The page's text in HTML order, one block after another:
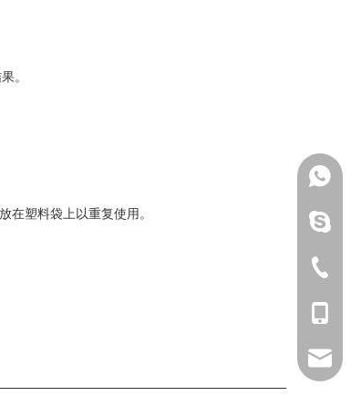
。
塑料袋上以重复使用。
+86-
+86-